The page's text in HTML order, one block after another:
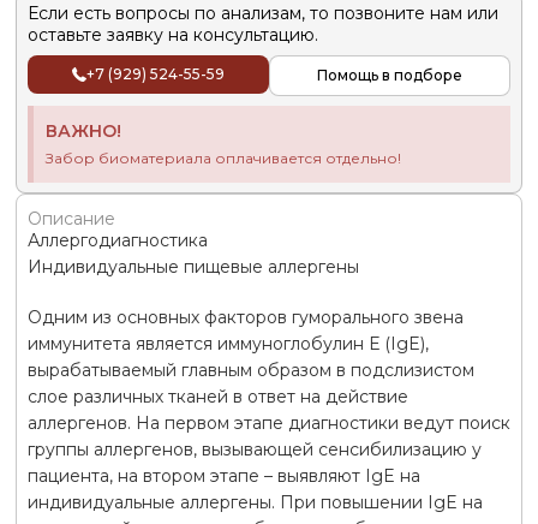
Если есть вопросы по анализам, то позвоните нам или
оставьте заявку на консультацию.
+7 (929) 524-55-59 Помощь в подборе
ВАЖНО!
Забор биоматериала оплачивается отдельно!
Описание
Аллергодиагностика
Индивидуальные пищевые аллергены
Одним из основных факторов гуморального звена
иммунитета является иммуноглобулин Е (IgE),
вырабатываемый главным образом в подслизистом
слое различных тканей в ответ на действие
аллергенов. На первом этапе диагностики ведут поиск
группы аллергенов, вызывающей сенсибилизацию у
пациента, на втором этапе – выявляют IgE на
индивидуальные аллергены. При повышении IgE на